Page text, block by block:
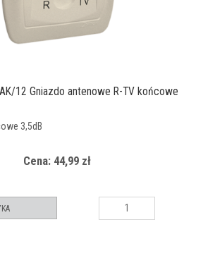
12 Gniazdo antenowe R-TV końcowe
3,5dB
Cena: 44,99 zł